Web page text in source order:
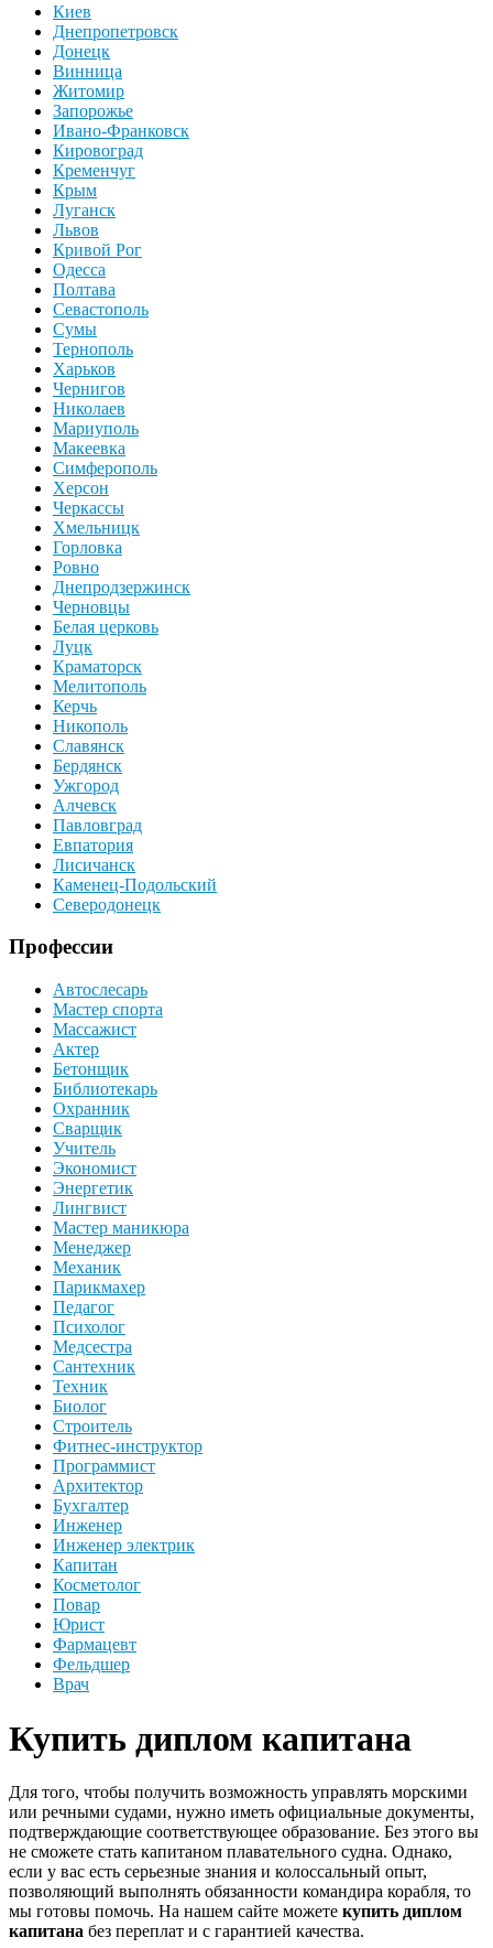
Киев
Днепропетровск
Донецк
Винница
Житомир
Запорожье
Ивано-Франковск
Кировоград
Кременчуг
Крым
Луганск
Львов
Кривой Рог
Одесса
Полтава
Севастополь
Сумы
Тернополь
Харьков
Чернигов
Николаев
Мариуполь
Макеевка
Симферополь
Херсон
Черкассы
Хмельницк
Горловка
Ровно
Днепродзержинск
Черновцы
Белая церковь
Луцк
Краматорск
Мелитополь
Керчь
Никополь
Славянск
Бердянск
Ужгород
Алчевск
Павловград
Евпатория
Лисичанск
Каменец-Подольский
Северодонецк
Профессии
Автослесарь
Мастер спорта
Массажист
Актер
Бетонщик
Библиотекарь
Охранник
Сварщик
Учитель
Экономист
Энергетик
Лингвист
Мастер маникюра
Менеджер
Механик
Парикмахер
Педагог
Психолог
Медсестра
Сантехник
Техник
Биолог
Строитель
Фитнес-инструктор
Программист
Архитектор
Бухгалтер
Инженер
Инженер электрик
Капитан
Косметолог
Повар
Юрист
Фармацевт
Фельдшер
Врач
Купить диплом капитана
Для того, чтобы получить возможность управлять морскими
или речными судами, нужно иметь официальные документы,
подтверждающие соответствующее образование. Без этого вы
не сможете стать капитаном плавательного судна. Однако,
если у вас есть серьезные знания и колоссальный опыт,
позволяющий выполнять обязанности командира корабля, то
мы готовы помочь. На нашем сайте можете купить диплом
капитана без переплат и с гарантией качества.